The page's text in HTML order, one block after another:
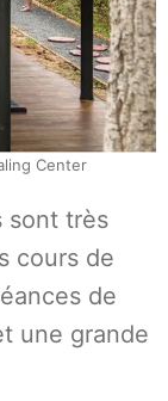
Center
sont très
cours de
de
une grande